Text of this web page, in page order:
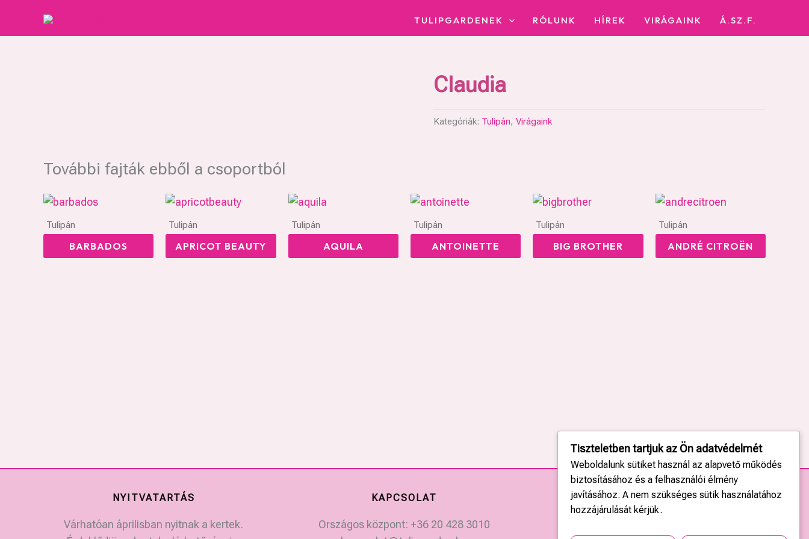
TULIPGARDENEK RÓLUNK HÍREK VIRÁGAINK Á.SZ.F.
Claudia
Kategóriák: Tulipán, Virágaink
További fajták ebből a csoportból
Tulipán
BARBADOS
Tulipán
APRICOT BEAUTY
Tulipán
AQUILA
Tulipán
ANTOINETTE
Tulipán
BIG BROTHER
Tulipán
ANDRÉ CITROËN
NYITVATARTÁS
Várhatóan áprilisban nyitnak a kertek.
KAPCSOLAT
Országos központ: +36 20 428 3010
Tiszteletben tartjuk az Ön adatvédelmét
Weboldalunk sütiket használ az alapvető működés
biztosításához és a felhasználói élmény
javításához. A nem szükséges sütik használatához
hozzájárulását kérjük.